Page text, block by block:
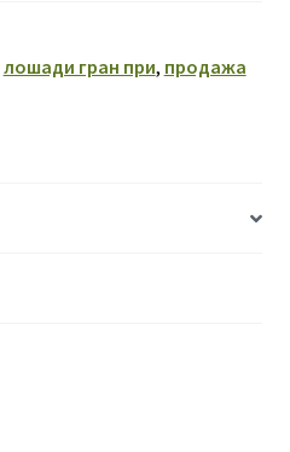
лошади гран при, продажа